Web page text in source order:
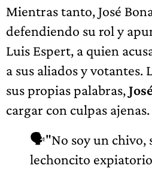
Mientras tanto, José
defendiendo su rol y
Luis Espert, a quien
a sus aliados y votantes.
sus propias palabras,
cargar con culpas ajenas.
🗣️"No soy un chivo,
lechoncito